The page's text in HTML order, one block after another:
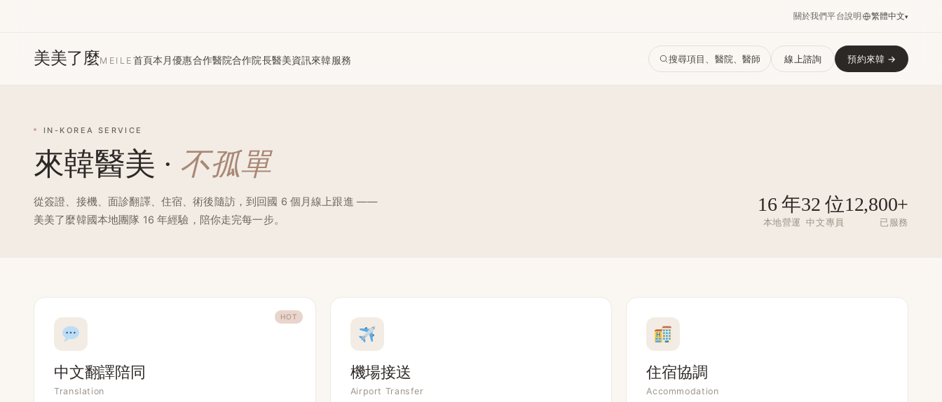
關於我們平台說明 繁體中文▾
美美了麼MEILE 首頁本月優惠合作醫院合作院長醫美資訊來韓服務 搜尋項目、醫院、醫師 線上諮詢 預約來韓 →
IN-KOREA SERVICE
來韓醫美 · 不孤單
從簽證、接機、面診翻譯、住宿、術後隨訪，到回國 6 個月線上跟進 ——
美美了麼韓國本地團隊 16 年經驗，陪你走完每一步。
16 年
本地營運
32 位
中文專員
12,800+
已服務
HOT
中文翻譯陪同
Translation
機場接送
Airport Transfer
住宿協調
Accommodation